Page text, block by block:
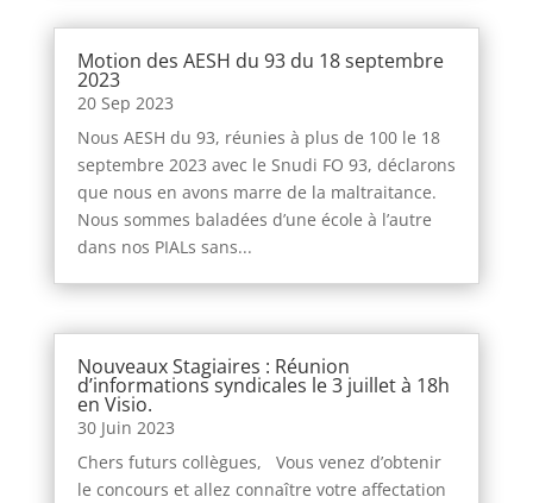
Motion des AESH du 93 du 18 septembre
2023
20 Sep 2023
Nous AESH du 93, réunies à plus de 100 le 18
septembre 2023 avec le Snudi FO 93, déclarons
que nous en avons marre de la maltraitance.
Nous sommes baladées d’une école à l’autre
dans nos PIALs sans...
Nouveaux Stagiaires : Réunion
d’informations syndicales le 3 juillet à 18h
en Visio.
30 Juin 2023
Chers futurs collègues, Vous venez d’obtenir
le concours et allez connaître votre affectation